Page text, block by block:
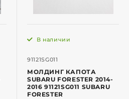
91121SG011
В наличии
МОЛДИНГ КАПОТА
SUBARU FORESTER 2014-
2016 91121SG011 SUBARU
FORESTER